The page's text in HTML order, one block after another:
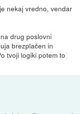
nekaj vredno, vendar
drug poslovni
brezplačen in
tvoji logiki potem to